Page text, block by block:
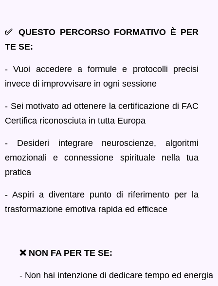
✅ QUESTO PERCORSO FORMATIVO È PER
TE SE:
- Vuoi accedere a formule e protocolli precisi
invece di improvvisare in ogni sessione
- Sei motivato ad ottenere la certificazione di FAC
Certifica riconosciuta in tutta Europa
- Desideri integrare neuroscienze, algoritmi
emozionali e connessione spirituale nella tua
pratica
- Aspiri a diventare punto di riferimento per la
trasformazione emotiva rapida ed efficace
❌ NON FA PER TE SE:
- Non hai intenzione di dedicare tempo ed energia